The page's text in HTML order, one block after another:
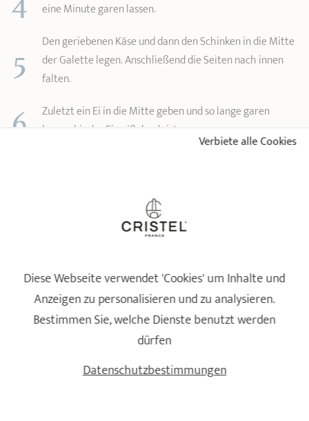
eine Minute garen lassen.
5
Den geriebenen Käse und dann den Schinken in die Mitte
der Galette legen. Anschließend die Seiten nach innen
falten.
6
Zuletzt ein Ei in die Mitte geben und so lange garen
lassen, bis das Eiweiß durch ist.
FÜR DIESES REZEPT BUCHWEIZEN-GALETTE
VERWENDETE CRISTEL-PRODUKTE.
Diese Webseite verwendet 'Cookies' um Inhalte und
Anzeigen zu personalisieren und zu analysieren.
Bestimmen Sie, welche Dienste benutzt werden
dürfen
Verbiete alle Cookies
Datenschutzbestimmungen